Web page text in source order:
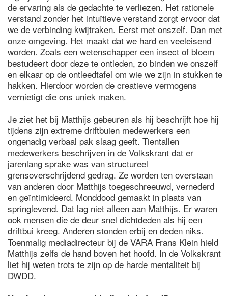
de ervaring als de gedachte te verliezen. Het rationele
verstand zonder het intuïtieve verstand zorgt ervoor dat
we de verbinding kwijtraken. Eerst met onszelf. Dan met
onze omgeving. Het maakt dat we hard en veeleisend
worden. Zoals een wetenschapper een insect of bloem
bestudeert door deze te ontleden, zo binden we onszelf
en elkaar op de ontleedtafel om wie we zijn in stukken te
hakken. Hierdoor worden de creatieve vermogens
vernietigt die ons uniek maken.
Je ziet het bij Matthijs gebeuren als hij beschrijft hoe hij
tijdens zijn extreme driftbuien medewerkers een
ongenadig verbaal pak slaag geeft. Tientallen
medewerkers beschrijven in de Volkskrant dat er
jarenlang sprake was van structureel
grensoverschrijdend gedrag. Ze worden ten overstaan
van anderen door Matthijs toegeschreeuwd, vernederd
en geïntimideerd. Monddood gemaakt in plaats van
springlevend. Dat lag niet alleen aan Matthijs. Er waren
ook mensen die de deur snel dichtdeden als hij een
driftbui kreeg. Anderen stonden erbij en deden niks.
Toenmalig mediadirecteur bij de VARA Frans Klein hield
Matthijs zelfs de hand boven het hoofd. In de Volkskrant
liet hij weten trots te zijn op de harde mentaliteit bij
DWDD.